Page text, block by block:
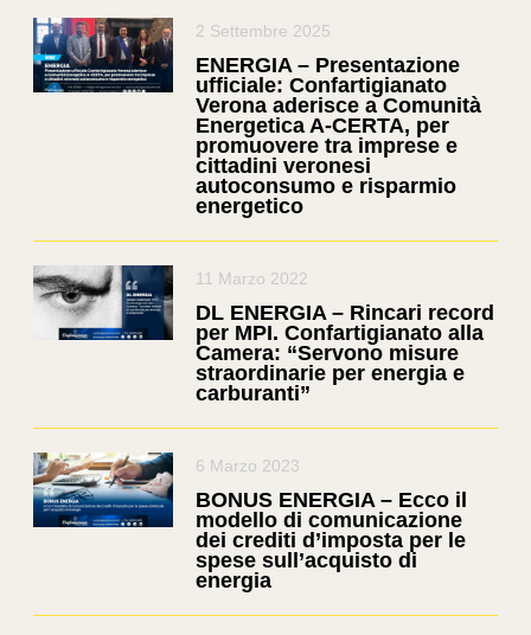
2 Settembre 2025
ENERGIA – Presentazione
ufficiale: Confartigianato
Verona aderisce a Comunità
Energetica A-CERTA, per
promuovere tra imprese e
cittadini veronesi
autoconsumo e risparmio
energetico
11 Marzo 2022
DL ENERGIA – Rincari record
per MPI. Confartigianato alla
Camera: “Servono misure
straordinarie per energia e
carburanti”
6 Marzo 2023
BONUS ENERGIA – Ecco il
modello di comunicazione
dei crediti d’imposta per le
spese sull’acquisto di
energia